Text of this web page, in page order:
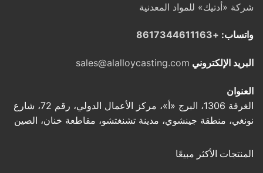
شركة «أدتيك» للمواد المعدنية
واتساب: +8617344611163
البريد الإلكتروني sales@alalloycasting.com
العنوان
الغرفة 1306، البرج «أ»، مركز الأعمال الدولي، رقم 72، شارع
نونغي، منطقة جينشوي، مدينة تشنغتشو، مقاطعة خنان، الصين
المنتجات الأكثر مبيعًا